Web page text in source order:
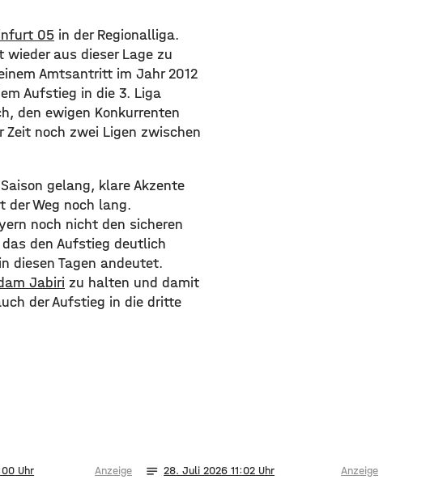
05 in der Regionalliga.
wieder aus dieser Lage zu
Amtsantritt im Jahr 2012
Aufstieg in die 3. Liga
den ewigen Konkurrenten
noch zwei Ligen zwischen
gelang, klare Akzente
der Weg noch lang.
noch nicht den sicheren
den Aufstieg deutlich
diesen Tagen andeutet.
Jabiri zu halten und damit
der Aufstieg in die dritte
Anzeige notes 28. Juli 2026 11:02 Anzeige